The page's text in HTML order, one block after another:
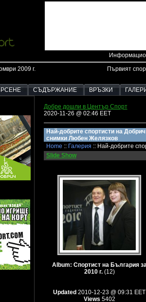
2009 г. Първият
СЪДЪРЖАНИЕ ВРЪЗКИ
Добре дошли в Център Спорт
2020-11-26 @ 02:46 EET
Най-добрите спортисти на Добрич
снимки Любен Желязков
Home :: Галерия :: Най-добрите
Slide Show
Album: Спортист на България
2010 г.(12)
Updated 2010-12-23 @ 09:31 EET
Views 5402